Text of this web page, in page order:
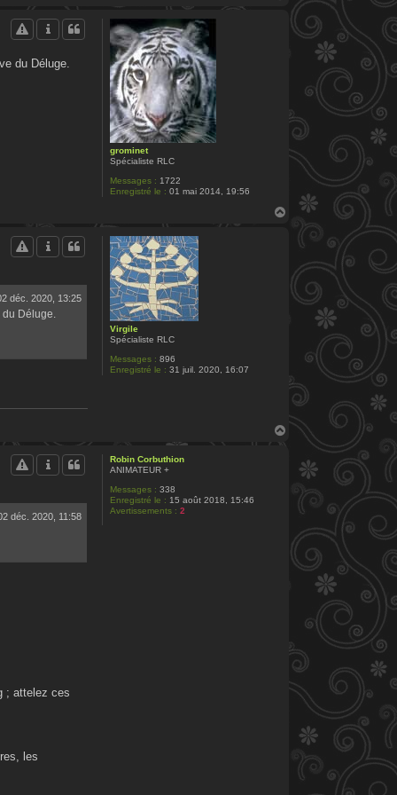
a
grominet
Spécialiste RLC
Messages : 1722
Enregistré le : 01 mai 2014, 19:56
du Déluge.
Virgile
Spécialiste RLC
Messages : 896
Enregistré le : 31 juil. 2020, 16:07
déc. 2020, 13:25
Déluge.
H
Robin Corbuthion
ANIMATEUR +
Messages : 338
Enregistré le : 15 août 2018, 15:46
Avertissements : 2
déc. 2020, 11:58
; attelez ces
les